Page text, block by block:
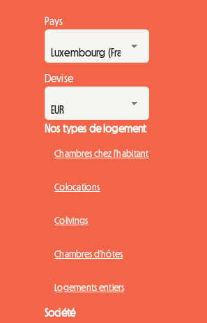
Pays
Devise
Nos types de logement
Chambres chez l'habitant
Colocations
Colivings
Chambres d'hôtes
Logements entiers
Société